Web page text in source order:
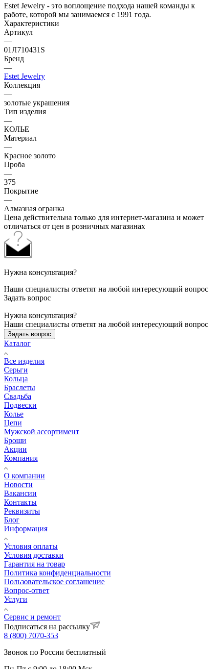
Estet Jewelry - это воплощение подхода нашей команды к
работе, которой мы занимаемся с 1991 года.
Характеристики
Артикул
—
01Л710431S
Бренд
—
Estet Jewelry
Коллекция
—
золотые украшения
Тип изделия
—
КОЛЬЕ
Материал
—
Красное золото
Проба
—
375
Покрытие
—
Алмазная огранка
Цена действительна только для интернет-магазина и может
отличаться от цен в розничных магазинах
Нужна консультация?
Наши специалисты ответят на любой интересующий вопрос
Задать вопрос
Нужна консультация?
Наши специалисты ответят на любой интересующий вопрос
Задать вопрос
Каталог
Все изделия
Серьги
Кольца
Браслеты
Свадьба
Подвески
Колье
Цепи
Мужской ассортимент
Броши
Акции
Компания
О компании
Новости
Вакансии
Контакты
Реквизиты
Блог
Информация
Условия оплаты
Условия доставки
Гарантия на товар
Политика конфиденциальности
Пользовательское соглашение
Вопрос-ответ
Услуги
Сервис и ремонт
Подписаться на рассылку
8 (800) 7070-353
Звонок по России бесплатный